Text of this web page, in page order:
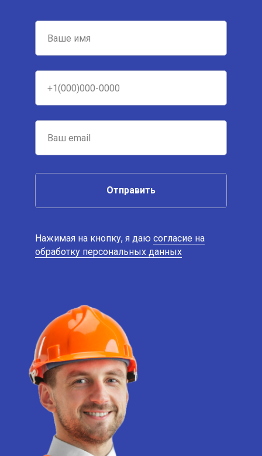
Отправить
Нажимая на кнопку, я даю согласие на
обработку персональных данных